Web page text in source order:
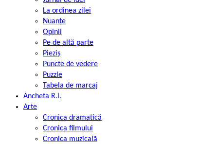
La ordinea zilei
Nuanțe
Opinii
Pe de altă parte
Pieziș
Puncte de vedere
Puzzle
Tabela de marcaj
Ancheta R.l.
Arte
Cronica dramatică
Cronica filmului
Cronica muzicală